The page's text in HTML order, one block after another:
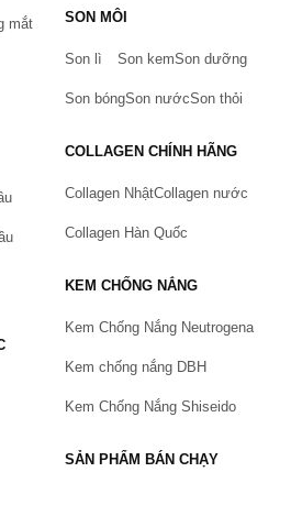
Hoặc gọi cho chúng tôi qua số
mắt SON MÔI
Son lì Son kemSon dưỡng
Son bóngSon nướcSon thỏi
COLLAGEN CHÍNH HÃNG
Collagen NhậtCollagen nước
Collagen Hàn Quốc
KEM CHỐNG NẮNG
Kem Chống Nắng Neutrogena
Kem chống nắng DBH
Kem Chống Nắng Shiseido
SẢN PHẨM BÁN CHẠY